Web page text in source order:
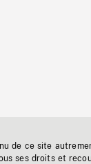
de ce site
ses droits et